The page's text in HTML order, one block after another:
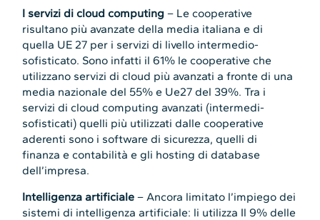
I servizi di cloud computing – Le cooperative
risultano più avanzate della media italiana e di
quella UE 27 per i servizi di livello intermedio-
sofisticato. Sono infatti il 61% le cooperative che
utilizzano servizi di cloud più avanzati a fronte di una
media nazionale del 55% e Ue27 del 39%. Tra i
servizi di cloud computing avanzati (intermedi-
sofisticati) quelli più utilizzati dalle cooperative
aderenti sono i software di sicurezza, quelli di
finanza e contabilità e gli hosting di database
dell’impresa.
Intelligenza artificiale – Ancora limitato l’impiego dei
sistemi di intelligenza artificiale: li utilizza Il 9% delle